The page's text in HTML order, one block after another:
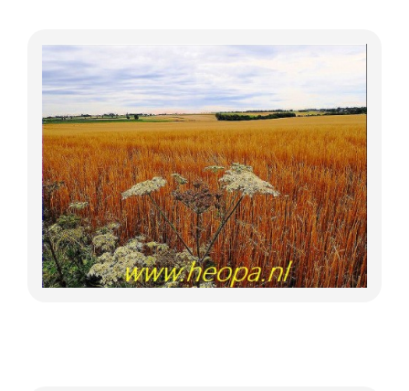
Uitgelicht
Lange Afstand Wandeltochten
Meerdaagse tochten
Buitenlandse Wandelingen
Recente Wandelingen